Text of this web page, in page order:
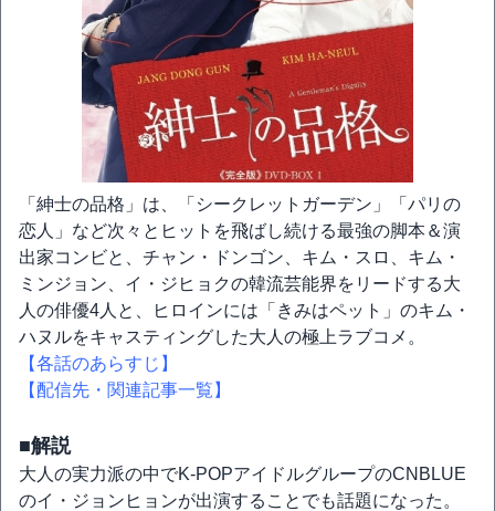
「紳士の品格」は、「シークレットガーデン」「パリの
恋人」など次々とヒットを飛ばし続ける最強の脚本＆演
出家コンビと、チャン・ドンゴン、キム・スロ、キム・
ミンジョン、イ・ジヒョクの韓流芸能界をリードする大
人の俳優4人と、ヒロインには「きみはペット」のキム・
ハヌルをキャスティングした大人の極上ラブコメ。
【各話のあらすじ】
【配信先・関連記事一覧】
■解説
大人の実力派の中でK-POPアイドルグループのCNBLUE
のイ・ジョンヒョンが出演することでも話題になった。